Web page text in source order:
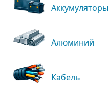
Аккумуляторы
Алюминий
Кабель